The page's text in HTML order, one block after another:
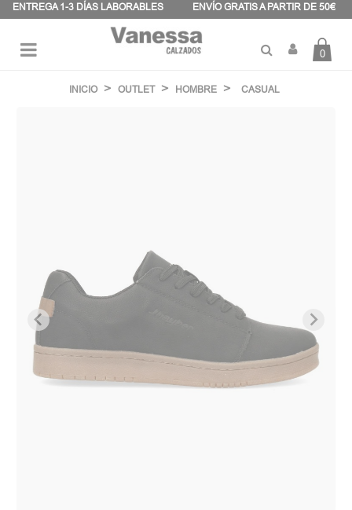
ENTREGA 1-3 DÍAS LABORABLES ENVÍO GRATIS A PARTIR DE 50€
palanca
0
INICIO OUTLET HOMBRE CASUAL
Panel de gestión de cookies